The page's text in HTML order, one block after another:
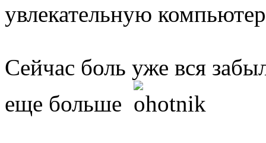
увлекательную
Сейчас боль уже вся
еще больше